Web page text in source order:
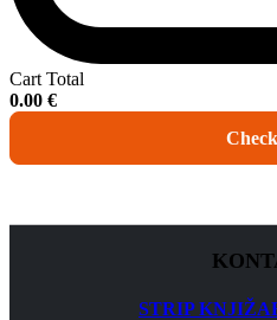
Cart Total
0.00 €
STRIP